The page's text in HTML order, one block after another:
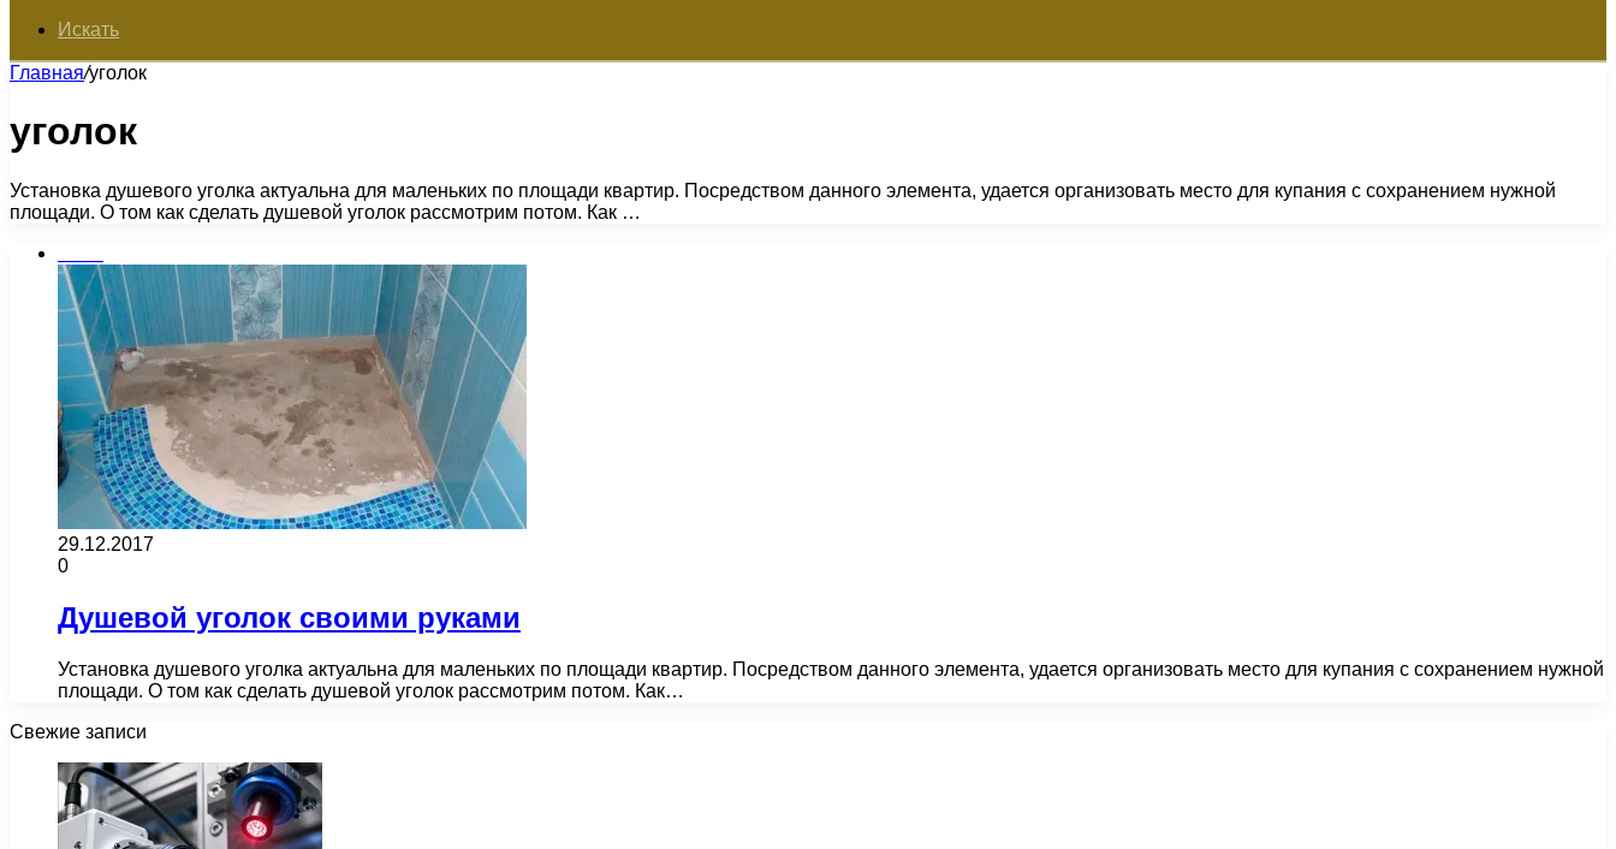
Искать
Главная/уголок
уголок
Установка душевого уголка актуальна для маленьких по площади квартир. Посредством данного элемента, удается организовать место для купания с сохранением нужной
площади. О том как сделать душевой уголок рассмотрим потом. Как …
29.12.2017
0
Душевой уголок своими руками
Установка душевого уголка актуальна для маленьких по площади квартир. Посредством данного элемента, удается организовать место для купания с сохранением нужной
площади. О том как сделать душевой уголок рассмотрим потом. Как…
Свежие записи